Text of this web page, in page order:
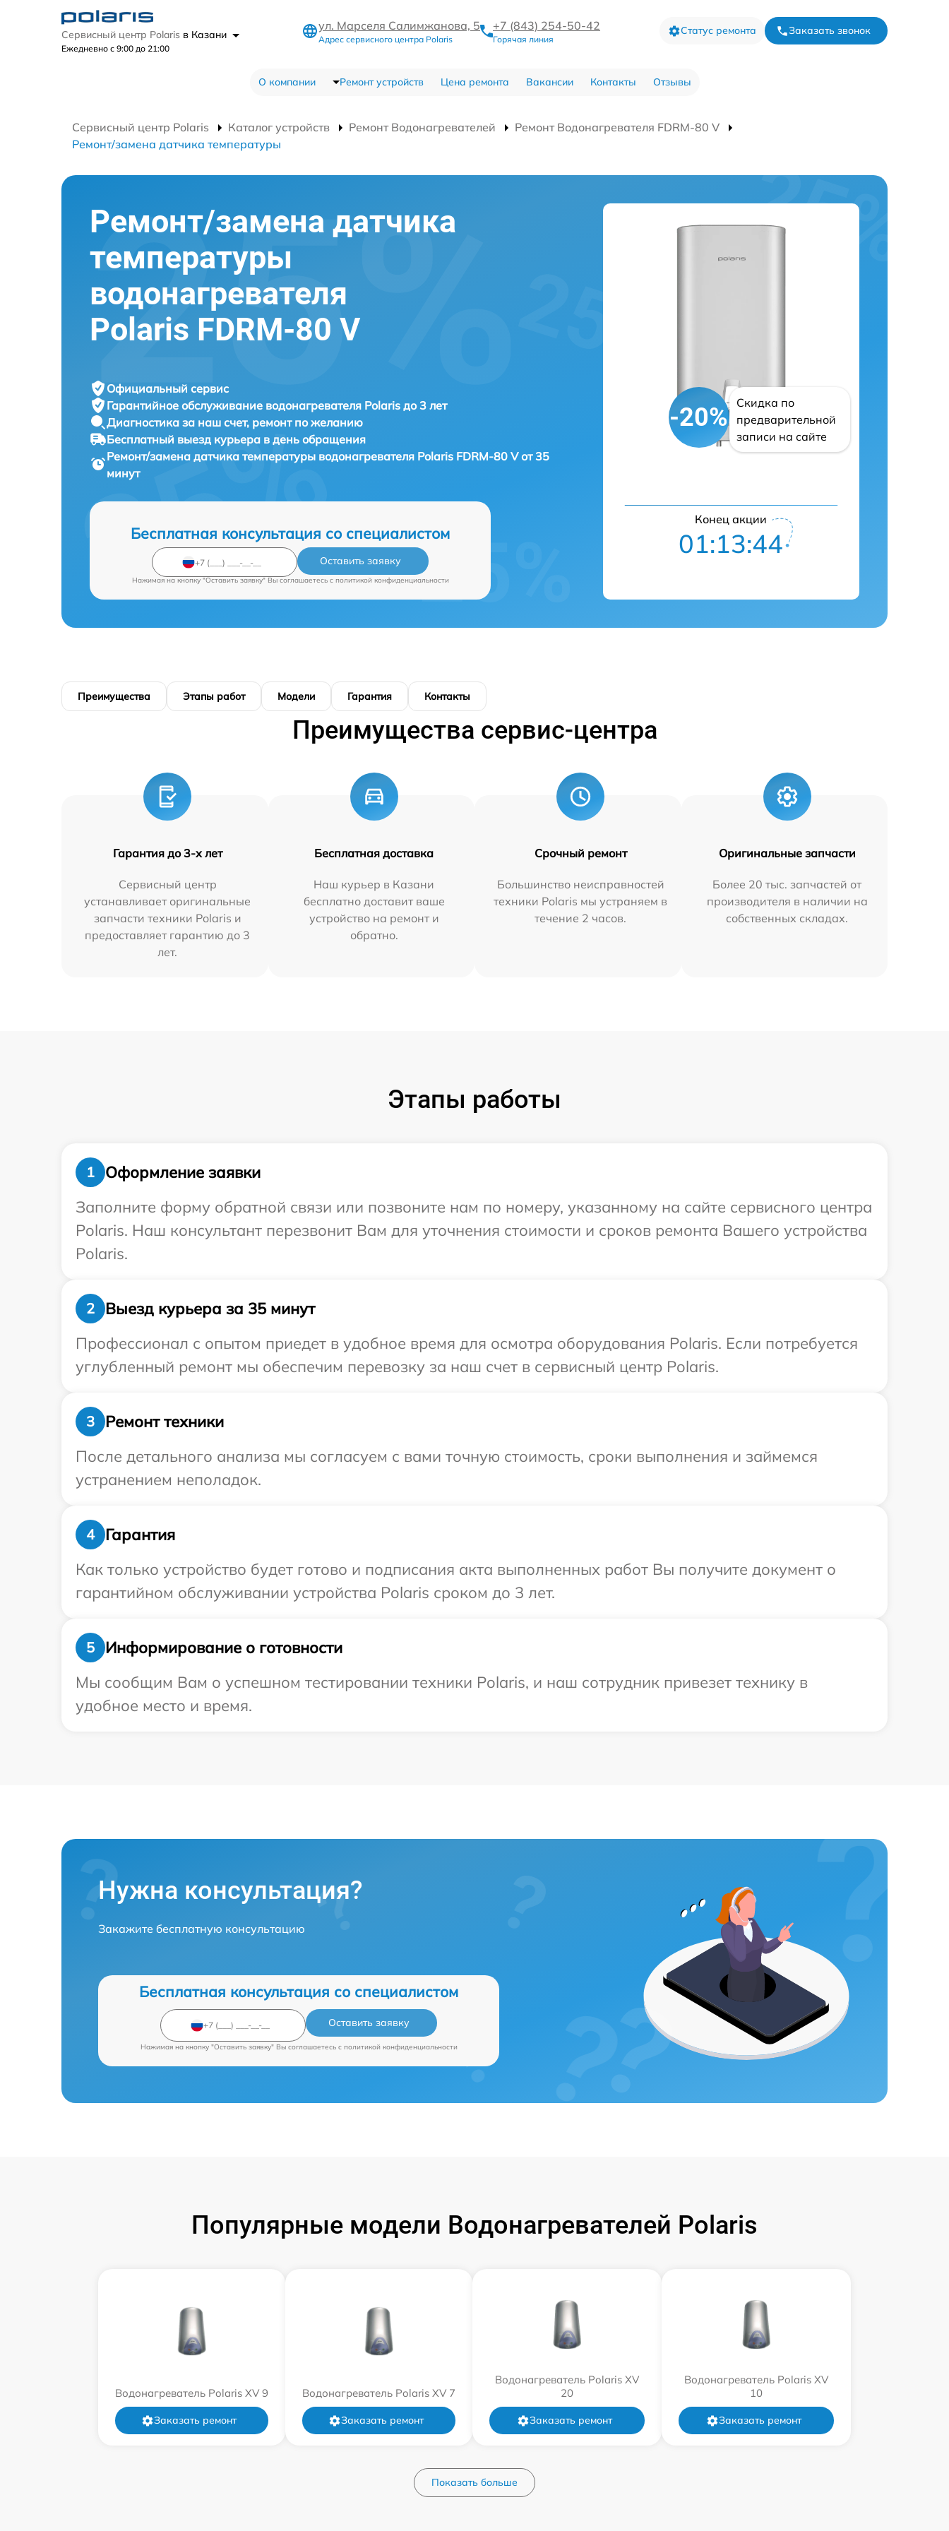
Сервисный центр Polaris в Казани
Ежедневно с 9:00 до 21:00
ул. Марселя Салимжанова, 5
Адрес сервисного центра Polaris
+7 (843) 254-50-42
Горячая линия
Статус ремонта Заказать звонок
О компании Ремонт устройств Цена ремонта Вакансии Контакты Отзывы
Сервисный центр Polaris Каталог устройств Ремонт Водонагревателей
Ремонт Водонагревателя FDRM-80 V
Ремонт/замена датчика температуры
Ремонт/замена датчика
температуры
водонагревателя
Polaris FDRM-80 V
Официальный сервис
Гарантийное обслуживание водонагревателя Polaris до 3 лет
Диагностика за наш счет, ремонт по желанию
Бесплатный выезд курьера в день обращения
Ремонт/замена датчика температуры водонагревателя Polaris FDRM-80 V от 35
минут
Бесплатная консультация со специалистом
Оставить заявку
Нажимая на кнопку "Оставить заявку" Вы соглашаетесь c политикой конфиденциальности
-20%
Скидка по
предварительной
записи на сайте
Конец акции
01:13:43
Преимущества Этапы работ Модели Гарантия Контакты
Преимущества сервис-центра
Гарантия до 3-х лет
Сервисный центр
устанавливает оригинальные
запчасти техники Polaris и
предоставляет гарантию до 3
лет.
Бесплатная доставка
Наш курьер в Казани
бесплатно доставит ваше
устройство на ремонт и
обратно.
Срочный ремонт
Большинство неисправностей
техники Polaris мы устраняем в
течение 2 часов.
Оригинальные запчасти
Более 20 тыс. запчастей от
производителя в наличии на
собственных складах.
Этапы работы
1
Оформление заявки
Заполните форму обратной связи или позвоните нам по номеру, указанному на сайте сервисного центра
Polaris. Наш консультант перезвонит Вам для уточнения стоимости и сроков ремонта Вашего устройства
Polaris.
2
Выезд курьера за 35 минут
Профессионал с опытом приедет в удобное время для осмотра оборудования Polaris. Если потребуется
углубленный ремонт мы обеспечим перевозку за наш счет в сервисный центр Polaris.
3
Ремонт техники
После детального анализа мы согласуем с вами точную стоимость, сроки выполнения и займемся
устранением неполадок.
4
Гарантия
Как только устройство будет готово и подписания акта выполненных работ Вы получите документ о
гарантийном обслуживании устройства Polaris сроком до 3 лет.
5
Информирование о готовности
Мы сообщим Вам о успешном тестировании техники Polaris, и наш сотрудник привезет технику в
удобное место и время.
Нужна консультация?
Закажите бесплатную консультацию
Бесплатная консультация со специалистом
Оставить заявку
Нажимая на кнопку "Оставить заявку" Вы соглашаетесь c политикой конфиденциальности
Популярные модели Водонагревателей Polaris
Водонагреватель Polaris XV 9
Заказать ремонт
Водонагреватель Polaris XV 7
Заказать ремонт
Водонагреватель Polaris XV
20
Заказать ремонт
Водонагреватель Polaris XV
10
Заказать ремонт
Показать больше